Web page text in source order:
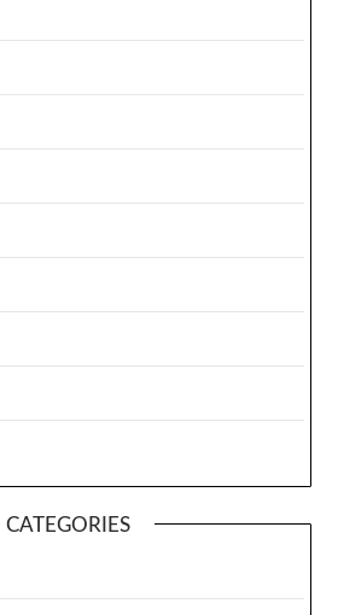
CATEGORIES